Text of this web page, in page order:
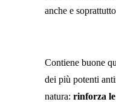
anche e
Contiene buone
dei più potenti
natura: rinforza